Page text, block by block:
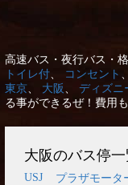
高速バス・夜行バス・
トイレ付、 コンセント
東京、 大阪 、 ディズニ
る事ができるぜ！費用
大阪のバス停一
USJ プラザモータ